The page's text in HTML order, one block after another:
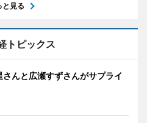
と見る
トピックス
んと広瀬すずさんがサプライ